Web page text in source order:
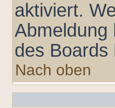
aktiviert.
Abmeldung
des Boards
Nach oben